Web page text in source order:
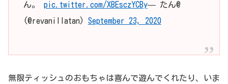
ん。 pic.twitter.com/XBEsczYCBy— たん@
(@revanillatan) September 23, 2020
無限ティッシュのおもちゃは喜んで遊んでくれたり、いま